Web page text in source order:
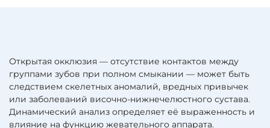
Открытая окклюзия — отсутствие контактов между
группами зубов при полном смыкании — может быть
следствием скелетных аномалий, вредных привычек
или заболеваний височно-нижнечелюстного сустава.
Динамический анализ определяет её выраженность и
влияние на функцию жевательного аппарата.